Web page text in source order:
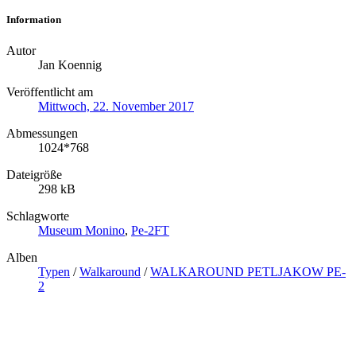
Information
Autor
Jan Koennig
Veröffentlicht am
Mittwoch, 22. November 2017
Abmessungen
1024*768
Dateigröße
298 kB
Schlagworte
Museum Monino, Pe-2FT
Alben
Typen /Walkaround /WALKAROUND PETLJAKOW PE-
2